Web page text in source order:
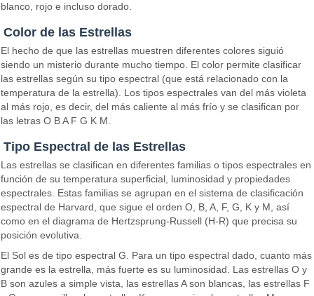
blanco, rojo e incluso dorado.
Color de las Estrellas
El hecho de que las estrellas muestren diferentes colores siguió
siendo un misterio durante mucho tiempo. El color permite clasificar
las estrellas según su tipo espectral (que está relacionado con la
temperatura de la estrella). Los tipos espectrales van del más violeta
al más rojo, es decir, del más caliente al más frío y se clasifican por
las letras O B A F G K M.
Tipo Espectral de las Estrellas
Las estrellas se clasifican en diferentes familias o tipos espectrales en
función de su temperatura superficial, luminosidad y propiedades
espectrales. Estas familias se agrupan en el sistema de clasificación
espectral de Harvard, que sigue el orden O, B, A, F, G, K y M, así
como en el diagrama de Hertzsprung-Russell (H-R) que precisa su
posición evolutiva.
El Sol es de tipo espectral G. Para un tipo espectral dado, cuanto más
grande es la estrella, más fuerte es su luminosidad. Las estrellas O y
B son azules a simple vista, las estrellas A son blancas, las estrellas F